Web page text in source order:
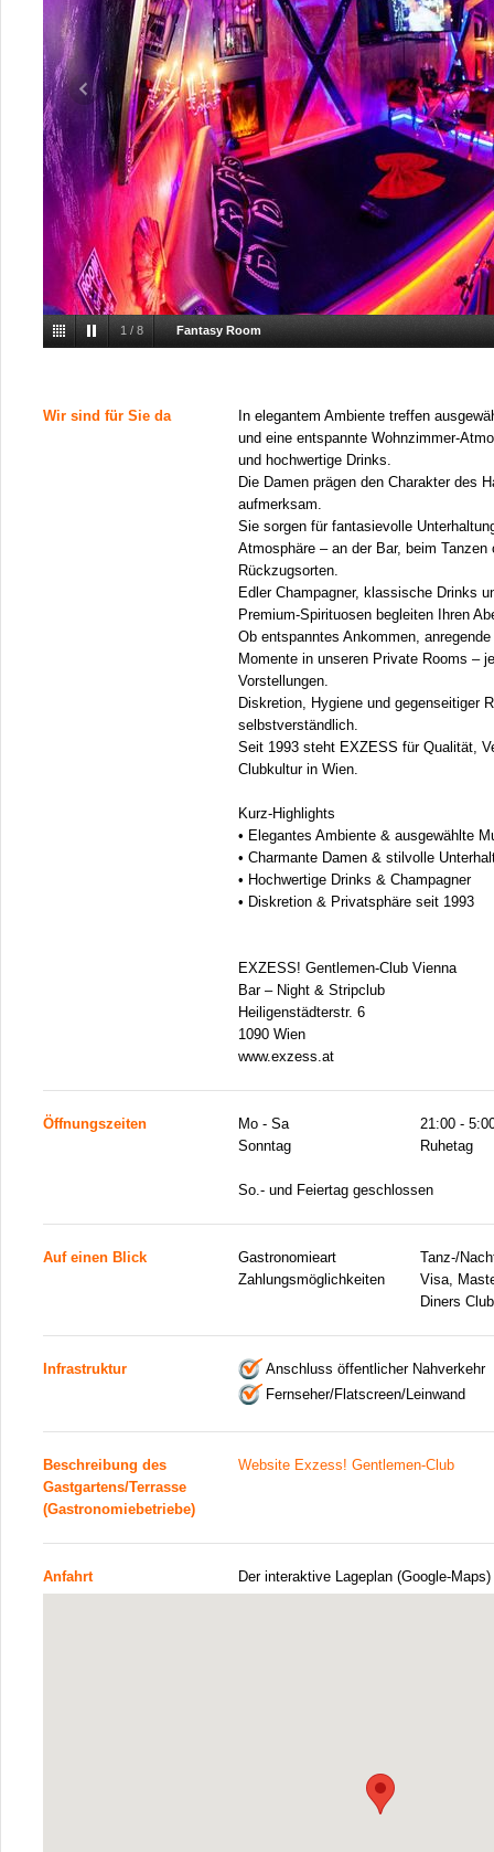
1 / 8 Fantasy Room
Wir sind für Sie da
In elegantem Ambiente treffen
und eine entspannte Wohnzimmer-
und hochwertige Drinks.
Die Damen prägen den Charakter des
aufmerksam.
Sie sorgen für fantasievolle
Atmosphäre – an der Bar, beim Tanzen
Rückzugsorten.
Edler Champagner, klassische Drinks
Premium-Spirituosen begleiten Ihren
Ob entspanntes Ankommen,
Momente in unseren Private Rooms –
Vorstellungen.
Diskretion, Hygiene und gegenseitiger
selbstverständlich.
Seit 1993 steht EXZESS für Qualität,
Clubkultur in Wien.
Kurz-Highlights
• Elegantes Ambiente & ausgewählte
• Charmante Damen & stilvolle
• Hochwertige Drinks & Champagner
• Diskretion & Privatsphäre seit 1993
EXZESS! Gentlemen-Club Vienna
Bar – Night & Stripclub
Heiligenstädterstr. 6
1090 Wien
www.exzess.at
Öffnungszeiten Mo - Sa
21:00 -
Sonntag
Ruhetag
So.- und Feiertag geschlossen
Auf einen Blick Gastronomieart
Tanz-/
Zahlungsmöglichkeiten
Visa,
Diners
Infrastruktur
Anschluss öffentlicher Nahverkehr
Fernseher/Flatscreen/Leinwand
Beschreibung des
Gastgartens/Terrasse
(Gastronomiebetriebe)
Website Exzess! Gentlemen-Club
Anfahrt Der interaktive Lageplan (Google-